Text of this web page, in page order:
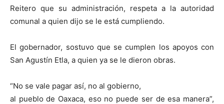
Reitero que su administración, respeta a la autoridad
comunal a quien dijo se le está cumpliendo.
El gobernador, sostuvo que se cumplen los apoyos con
San Agustín Etla, a quien ya se le dieron obras.
“No se vale pagar así, no al gobierno,
al pueblo de Oaxaca, eso no puede ser de esa manera”,